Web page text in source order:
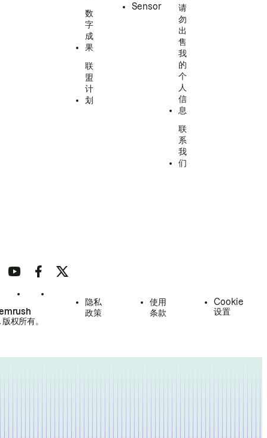
数
字
成
果
联
盟
计
划
Sensor
请
勿
出
售
我
的
个
人
信
息
联
系
我
们
版权所有。
隐私
政策
使用
条款
Cookie
设置